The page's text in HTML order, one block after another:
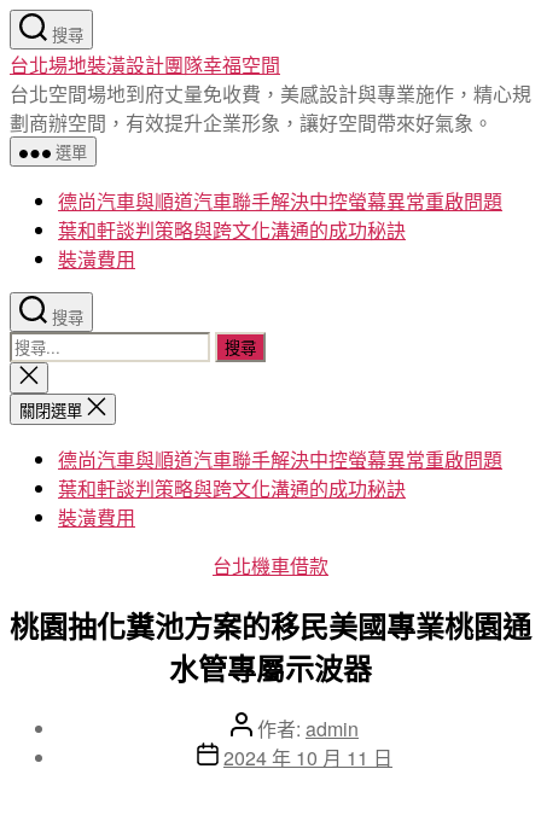
跳
至
主
要
內
容
搜尋
台北場地裝潢設計團隊幸福空間
台北空間場地到府丈量免收費，美感設計與專業施作，精心規
劃商辦空間，有效提升企業形象，讓好空間帶來好氣象。
選單
德尚汽車與順道汽車聯手解決中控螢幕異常重啟問題
葉和軒談判策略與跨文化溝通的成功秘訣
裝潢費用
搜尋
搜
尋
關
鍵
關
閉
搜
關閉選單
德尚汽車與順道汽車聯手解決中控螢幕異常重啟問題
葉和軒談判策略與跨文化溝通的成功秘訣
裝潢費用
分
台北機車借款
桃園抽化糞池方案的移民美國專業桃園通
水管專屬示波器
文
章
作者: admin
文 2024 年 10 月 11 日